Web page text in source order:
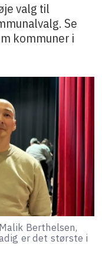
valg til
Se
kommuner i
Berthelsen,
er det største i